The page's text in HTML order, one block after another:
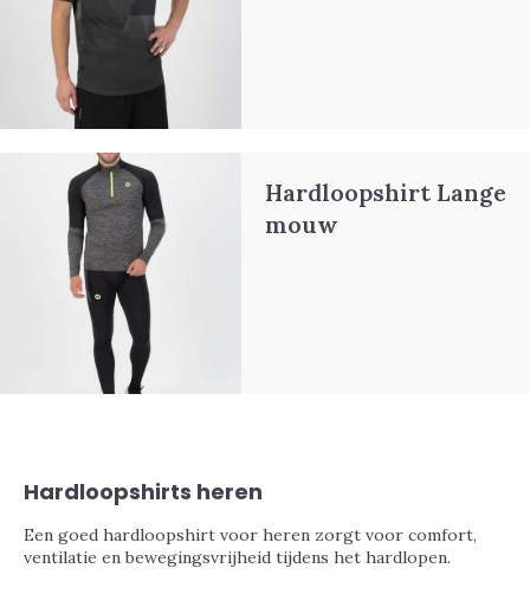
Hardloopshirt Lange
mouw
Hardloopshirts heren
Een goed hardloopshirt voor heren zorgt voor comfort,
ventilatie en bewegingsvrijheid tijdens het hardlopen.